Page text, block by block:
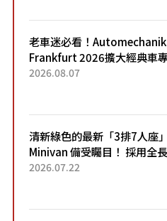
老車迷必看！
Frankfurt 2026擴大經典車專
區 1954年珍稀古董車現場修復
2026.08.07
清新綠色的最新「3排7人座」
Minivan 備受矚目！ 採用全長
4.7公尺剛剛好的車身尺寸與
2026.07.22